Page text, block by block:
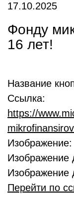
17.10.2025
Фонду
16 лет!
Название
Ссылка:
https://
Изображение:
Изображение
Изображение
Перейти по